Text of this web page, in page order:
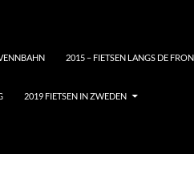
2015 – FIETSEN LANGS DE
2019 FIETSEN IN ZWEDEN